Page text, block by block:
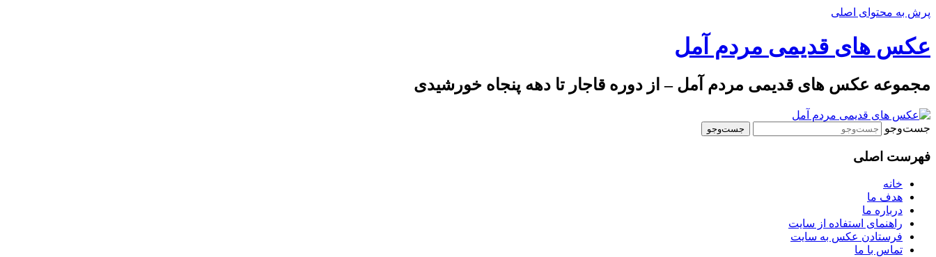
پرش به محتوای اصلی
عکس های قدیمی مردم آمل
مجموعه عکس های قدیمی مردم آمل – از دوره قاجار تا دهه پنجاه خورشیدی
جست‌وجو
فهرست اصلی
خانه
هدف ما
درباره ما
راهنمای استفاده از سایت
فرستادن عکس به سایت
تماس با ما